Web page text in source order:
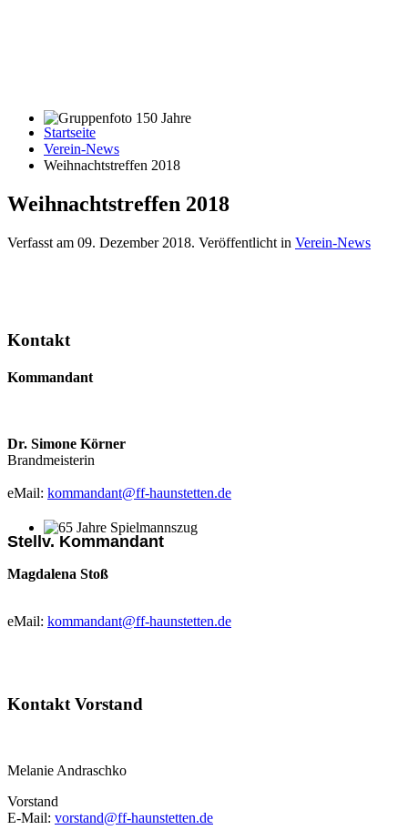
Gruppenfoto 150 Jahre
65 Jahre Spielmannszug
Startseite
Verein-News
Weihnachtstreffen 2018
Weihnachtstreffen 2018
Verfasst am 09. Dezember 2018. Veröffentlicht in Verein-News
Kontakt
Kommandant
Dr. Simone Körner
Brandmeisterin
eMail: kommandant@ff-haunstetten.de
Stellv. Kommandant
Magdalena Stoß
eMail: kommandant@ff-haunstetten.de
Kontakt Vorstand
Melanie Andraschko
Vorstand
E-Mail: vorstand@ff-haunstetten.de